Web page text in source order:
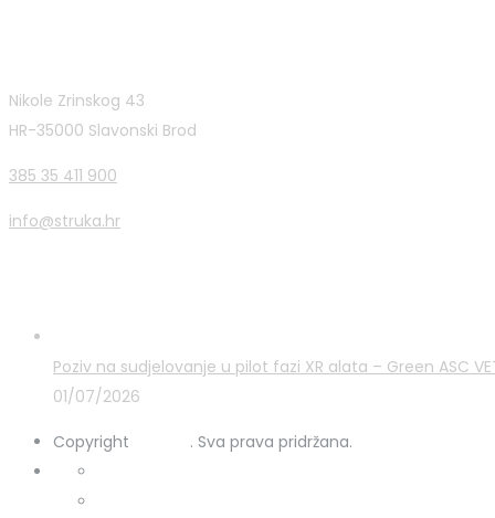
Nikole Zrinskog 43
HR-35000 Slavonski Brod
385 35 411 900
info@struka.hr
Poziv na sudjelovanje u pilot fazi XR alata – Green ASC
01/07/2026
Copyright
. Sva prava pridržana.